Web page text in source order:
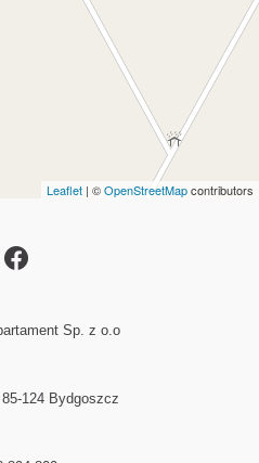
Leaflet | ©OpenStreetMapcontributors
Sp. z o.o
124 Bydgoszcz